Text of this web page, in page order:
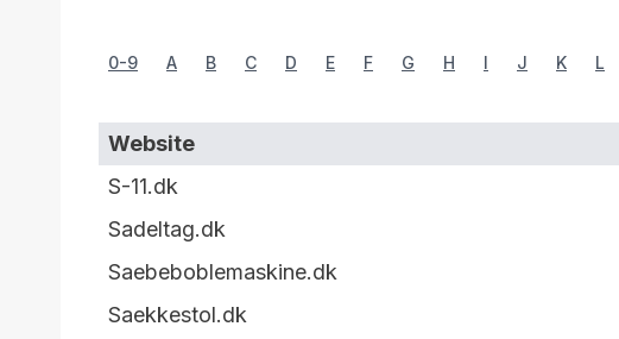
0-9 A B C D E F G H I J K L
Website
S-11.dk
Sadeltag.dk
Saebeboblemaskine.dk
Saekkestol.dk